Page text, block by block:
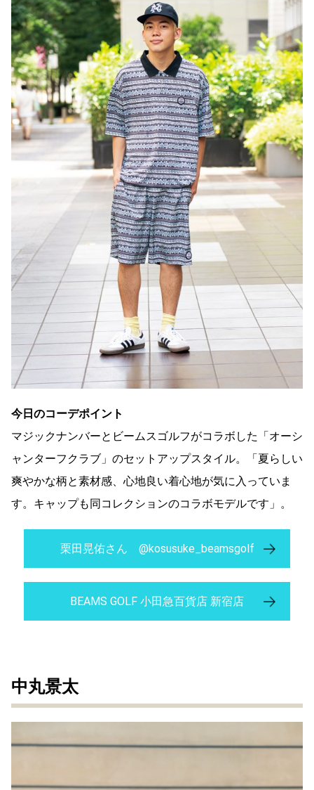
今日のコーデポイント
マジックナンバーとビームスゴルフがコラボした「オーシ
ャンターフクラブ」のセットアップスタイル。「夏らしい
爽やかな柄と素材感、心地良い着心地が気に入っていま
す。キャップも同コレクションのコラボモデルです」。
栗田晃佑さん @kosusuke_beamsgolf
BEAMS GOLF 小田急百貨店 新宿店
中丸景太